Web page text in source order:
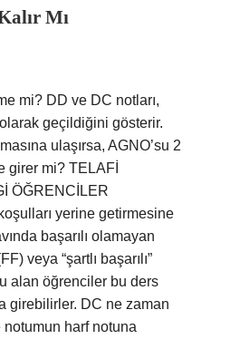
Mı
mi? DD ve DC notları,
geçildiğini gösterir.
ulaşırsa, AGNO’su 2
girer mi? TELAFİ
ÖĞRENCİLER
yerine getirmesine
başarılı olamayan
veya “şartlı başarılı”
alan öğrenciler bu ders
girebilirler. DC ne zaman
harf notuna